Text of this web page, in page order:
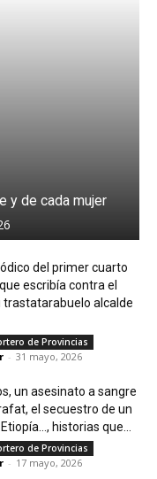
y de cada mujer
del primer cuarto
escribía contra el
alcalde
de Provincias
- 31 mayo, 2026
un asesinato a sangre
el secuestro de un
historias que...
de Provincias
- 17 mayo, 2026